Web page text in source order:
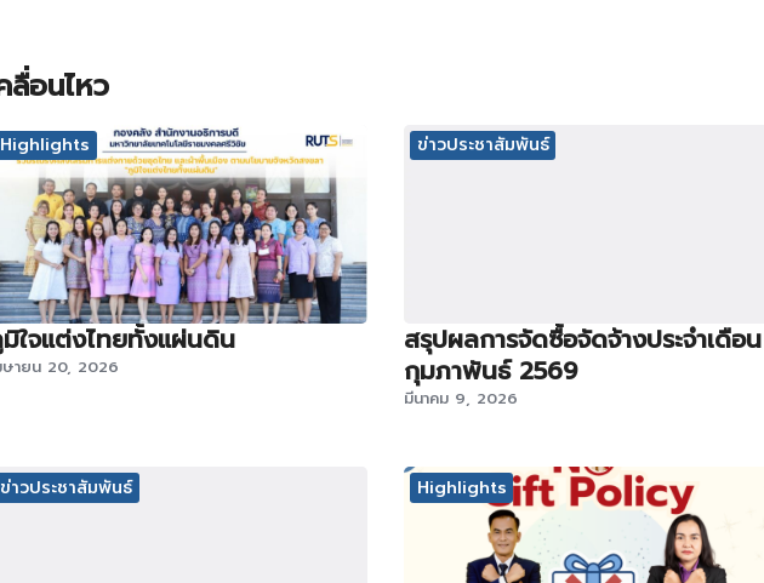
ลื่อนไหว
Highlights
ใจแต่งไทยทั้งแผ่นดิน
ษายน 20, 2026
ข่าวประชาสัมพันธ์
สรุปผลการจัดซื้อจัดจ้างประจำเดือน
กุมภาพันธ์ 2569
มีนาคม 9, 2026
ข่าวประชาสัมพันธ์ Highlights